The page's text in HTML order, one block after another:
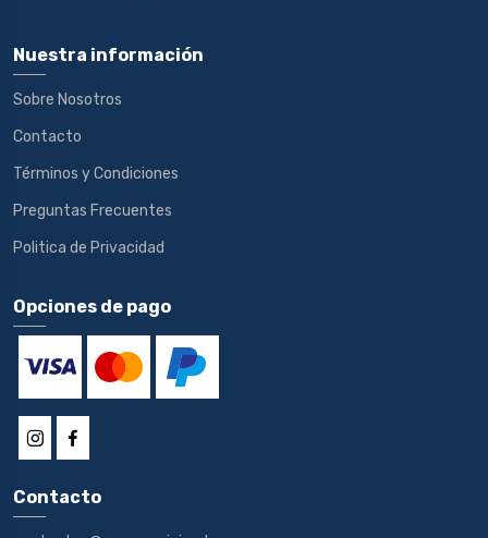
Nuestra información
Sobre Nosotros
Contacto
Términos y Condiciones
Preguntas Frecuentes
Politica de Privacidad
Opciones de pago
Contacto